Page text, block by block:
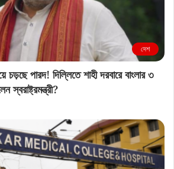
দেশ
চড়ছে পারদ! দিল্লিতে শাহী দরবারে বাংলার ৩
স্বরাষ্ট্রমন্ত্রী?